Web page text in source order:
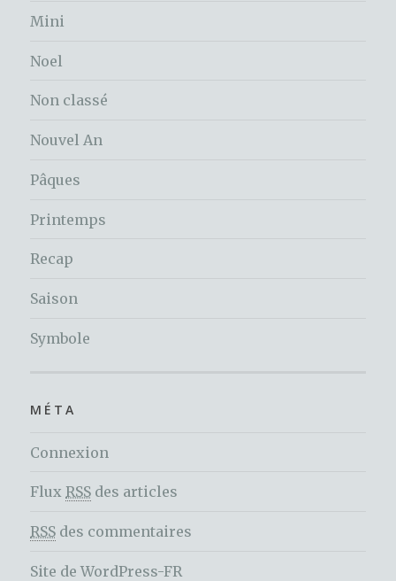
Mini
Noel
Non classé
Nouvel An
Pâques
Printemps
Recap
Saison
Symbole
MÉTA
Connexion
Flux RSS des articles
RSS des commentaires
Site de WordPress-FR